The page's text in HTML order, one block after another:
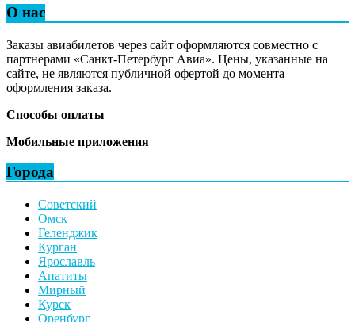
О нас
Заказы авиабилетов через сайт оформляются совместно с
партнерами «Санкт-Петербург Авиа». Цены, указанные на
сайте, не являются публичной офертой до момента
оформления заказа.
Способы оплаты
Мобильные приложения
Города
Советский
Омск
Геленджик
Курган
Ярославль
Апатиты
Мирный
Курск
Оренбург